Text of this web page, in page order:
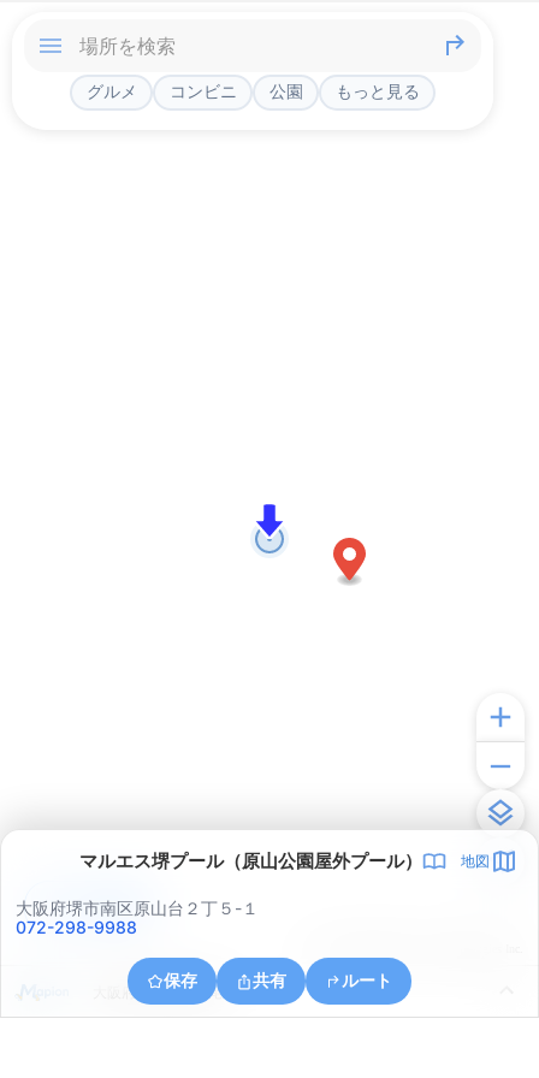
グルメ コンビニ 公園 もっと見る
マルエス堺プール（原山公園屋外プール） 地図
大阪府堺市南区原山台２丁５-１
072-298-9988
保存 共有 ルート
大阪府堺市南区檜尾
アプリで見る